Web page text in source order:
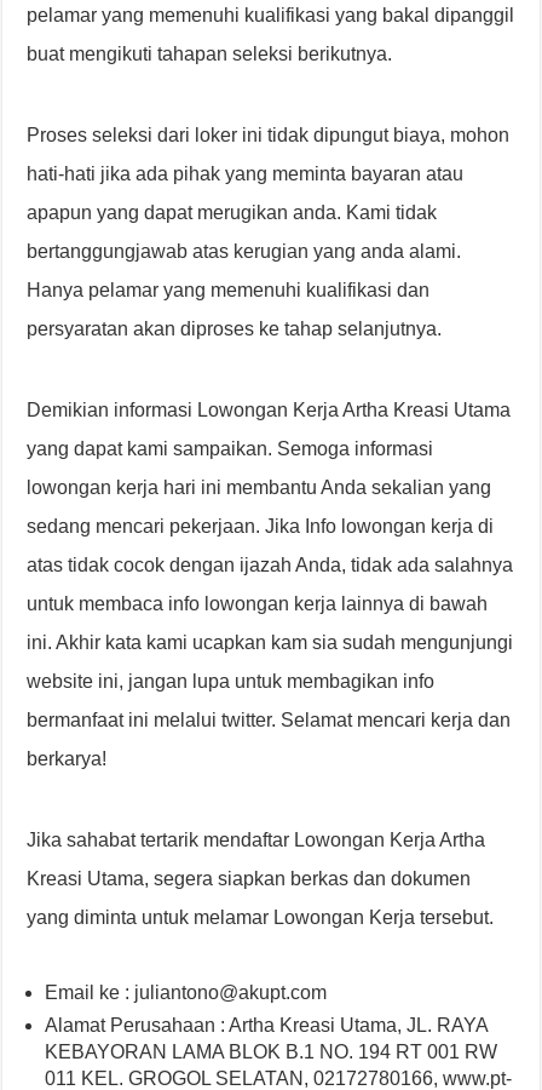
pelamar yang memenuhi kualifikasi yang bakal dipanggil
buat mengikuti tahapan seleksi berikutnya.
Proses seleksi dari loker ini tidak dipungut biaya, mohon
hati-hati jika ada pihak yang meminta bayaran atau
apapun yang dapat merugikan anda. Kami tidak
bertanggungjawab atas kerugian yang anda alami.
Hanya pelamar yang memenuhi kualifikasi dan
persyaratan akan diproses ke tahap selanjutnya.
Demikian informasi Lowongan Kerja Artha Kreasi Utama
yang dapat kami sampaikan. Semoga informasi
lowongan kerja hari ini membantu Anda sekalian yang
sedang mencari pekerjaan. Jika Info lowongan kerja di
atas tidak cocok dengan ijazah Anda, tidak ada salahnya
untuk membaca info lowongan kerja lainnya di bawah
ini. Akhir kata kami ucapkan kam sia sudah mengunjungi
website ini, jangan lupa untuk membagikan info
bermanfaat ini melalui twitter. Selamat mencari kerja dan
berkarya!
Jika sahabat tertarik mendaftar Lowongan Kerja Artha
Kreasi Utama, segera siapkan berkas dan dokumen
yang diminta untuk melamar Lowongan Kerja tersebut.
Email ke : juliantono@akupt.com
Alamat Perusahaan : Artha Kreasi Utama, JL. RAYA
KEBAYORAN LAMA BLOK B.1 NO. 194 RT 001 RW
011 KEL. GROGOL SELATAN, 02172780166, www.pt-